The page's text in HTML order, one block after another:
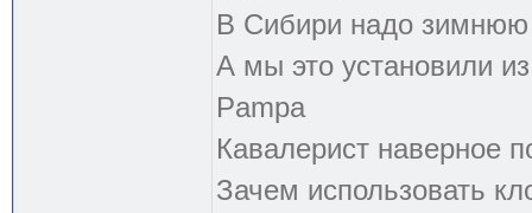
В Сибири надо зимнюю
А мы это установили
Pampa
Кавалерист наверное
Зачем использовать